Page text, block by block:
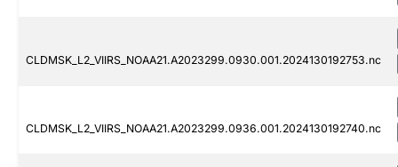
CLDMSK_L2_VIIRS_NOAA21.A2023299.0930.001.2024130192753.nc
CLDMSK_L2_VIIRS_NOAA21.A2023299.0936.001.2024130192740.nc